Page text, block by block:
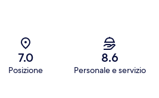
7.0
Posizione
8.6
Personale e servizio